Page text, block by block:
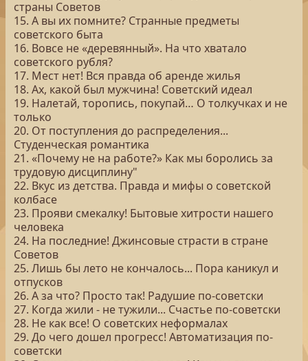
страны Советов
15. А вы их помните? Странные предметы
советского быта
16. Вовсе не «деревянный». На что хватало
советского рубля?
17. Мест нет! Вся правда об аренде жилья
18. Ах, какой был мужчина! Советский идеал
19. Налетай, торопись, покупай… О толкучках и не
только
20. От поступления до распределения...
Студенческая романтика
21. «Почему не на работе?» Как мы боролись за
трудовую дисциплину"
22. Вкус из детства. Правда и мифы о советской
колбасе
23. Прояви смекалку! Бытовые хитрости нашего
человека
24. На последние! Джинсовые страсти в стране
Советов
25. Лишь бы лето не кончалось... Пора каникул и
отпусков
26. А за что? Просто так! Радушие по-советски
27. Когда жили - не тужили... Счастье по-советски
28. Не как все! О советских неформалах
29. До чего дошел прогресс! Автоматизация по-
советски